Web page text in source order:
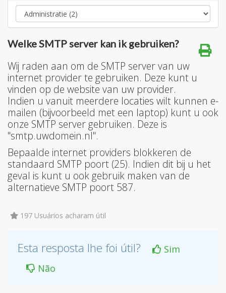
Welke SMTP server kan ik gebruiken?
Wij raden aan om de SMTP server van uw
internet provider te gebruiken. Deze kunt u
vinden op de website van uw provider.
Indien u vanuit meerdere locaties wilt kunnen e-
mailen (bijvoorbeeld met een laptop) kunt u ook
onze SMTP server gebruiken. Deze is
"smtp.uwdomein.nl".
Bepaalde internet providers blokkeren de
standaard SMTP poort (25). Indien dit bij u het
geval is kunt u ook gebruik maken van de
alternatieve SMTP poort 587.
197 Usuários acharam útil
Esta resposta lhe foi útil?
Sim
Não